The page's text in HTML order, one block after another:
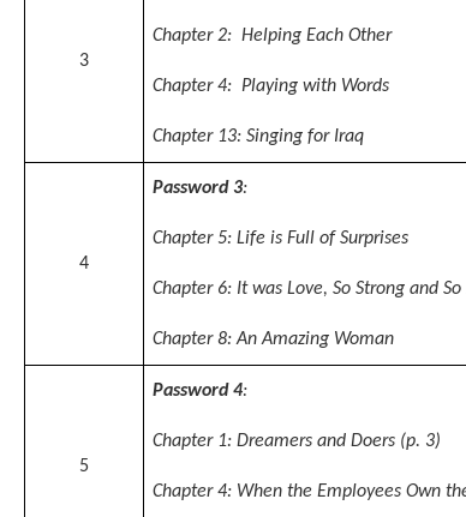
3
Chapter 2: Helping Each Other
Chapter 4: Playing with Words
Chapter 13: Singing for Iraq
4
Password 3:
Chapter 5: Life is Full of Surprises
Chapter 6: It was Love, So Strong and So
Chapter 8: An Amazing Woman
5
Password 4:
Chapter 1: Dreamers and Doers (p. 3)
Chapter 4: When the Employees Own